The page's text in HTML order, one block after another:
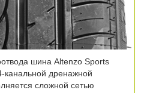
шина Altenzo Sports
канальной дренажной
сложной сетью